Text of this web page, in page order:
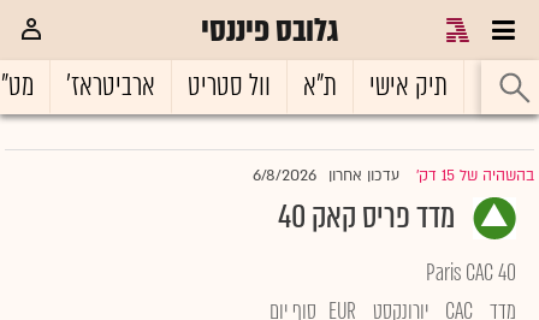
גלובס פיננסי
ראשי תיק אישי ת"א וול סטריט ארביטראז'
בהשהיה של 15 דק' |עדכון אחרון 6/8/2026
מדד פריס קאק 40
Paris CAC 40
מדד CAC יורונקסט EUR סוף יום